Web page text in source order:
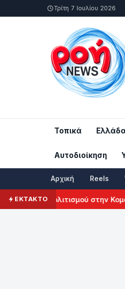
Τρίτη 7 Ιουλίου 2026
Τοπικά
Αυτοδιοίκηση
Αρχική Reels
ΕΚΤΑΚΤΟΠολιτισμού στην